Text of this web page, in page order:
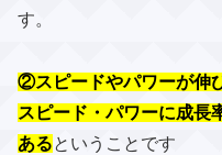
す。
②スピードやパワーが伸
スピード・パワーに成長
あるということです